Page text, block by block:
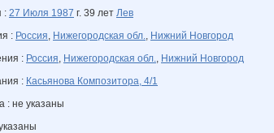
: 27 Июля 1987 г. 39 лет Лев
: Россия, Нижегородская обл., Нижний Новгород
: Россия, Нижегородская обл., Нижний Новгород
: Касьянова Композитора, 4/1
: не указаны